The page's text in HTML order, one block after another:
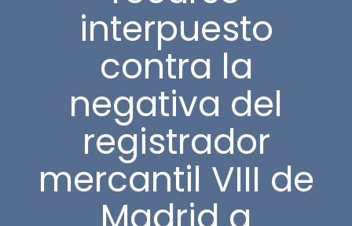
interpuesto
contra la
negativa del
registrador
mercantil VIII de